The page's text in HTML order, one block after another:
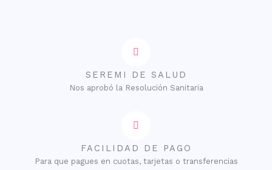
SEREMI DE SALUD
Nos aprobó la Resolución Sanitaria
FACILIDAD DE PAGO
Para que pagues en cuotas, tarjetas o transferencias